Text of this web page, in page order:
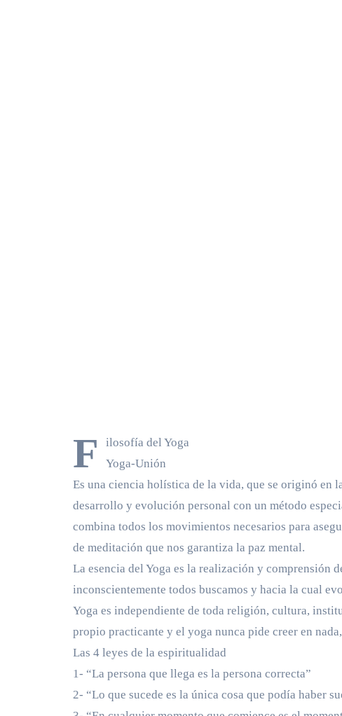
F
ilosofía del Yoga
Yoga-Unión
Es una ciencia holística de la vida, que se originó en
desarrollo y evolución personal con un método
combina todos los movimientos necesarios para
de meditación que nos garantiza la paz mental.
La esencia del Yoga es la realización y comprensión
inconscientemente todos buscamos y hacia la cual
Yoga es independiente de toda religión, cultura,
propio practicante y el yoga nunca pide creer en
Las 4 leyes de la espiritualidad
1- “La persona que llega es la persona correcta”
2- “Lo que sucede es la única cosa que podía haber